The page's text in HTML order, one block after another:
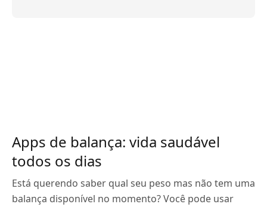
Apps de balança: vida saudável
todos os dias
Está querendo saber qual seu peso mas não tem uma
balança disponível no momento? Você pode usar